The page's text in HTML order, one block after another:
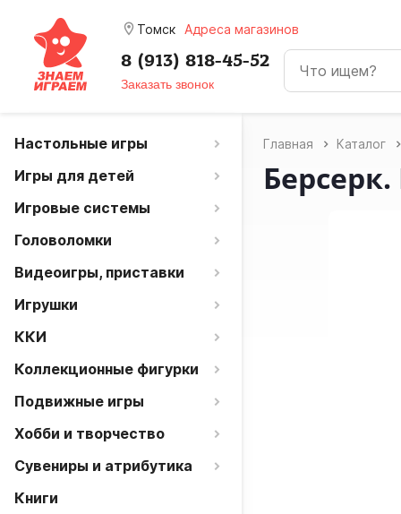
room Томск Адреса магазинов
8 (913) 818-45-52
Заказать звонок
Настольные игры
Игры для детей
Игровые системы
Головоломки
Видеоигры, приставки
Игрушки
ККИ
Коллекционные фигурки
Подвижные игры
Хобби и творчество
Сувениры и атрибутика
Книги
Главная Каталог